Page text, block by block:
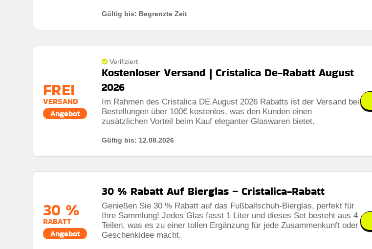
Gültig bis: Begrenzte Zeit
FREI
VERSAND
Angebot
Verifiziert
Kostenloser Versand | Cristalica De-Rabatt August
2026
Im Rahmen des Cristalica DE August 2026 Rabatts ist der Versand bei
Bestellungen über 100€ kostenlos, was den Kunden einen
zusätzlichen Vorteil beim Kauf eleganter Glaswaren bietet.
Gültig bis: 12.08.2026
30 %
RABATT
Angebot
30 % Rabatt Auf Bierglas – Cristalica-Rabatt
Genießen Sie 30 % Rabatt auf das Fußballschuh-Bierglas, perfekt für
Ihre Sammlung! Jedes Glas fasst 1 Liter und dieses Set besteht aus 4
Teilen, was es zu einer tollen Ergänzung für jede Zusammenkunft oder
Geschenkidee macht.